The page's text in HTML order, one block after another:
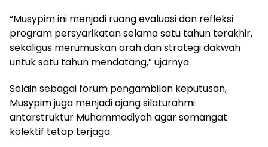
“Musypim ini menjadi ruang evaluasi dan refleksi
program persyarikatan selama satu tahun terakhir,
sekaligus merumuskan arah dan strategi dakwah
untuk satu tahun mendatang,” ujarnya.
Selain sebagai forum pengambilan keputusan,
Musypim juga menjadi ajang silaturahmi
antarstruktur Muhammadiyah agar semangat
kolektif tetap terjaga.